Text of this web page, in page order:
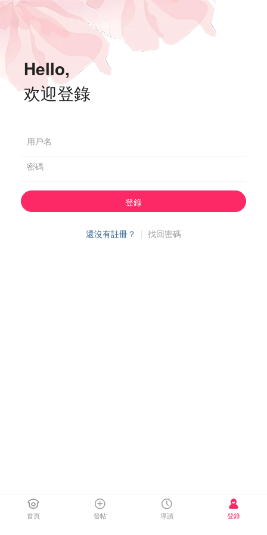
Hello,
欢迎登錄
用戶名
密碼
登錄
還沒有註冊？ | 找回密碼
首頁 發帖 導讀 登錄